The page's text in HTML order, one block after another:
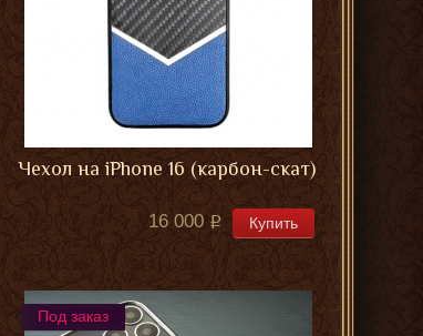
Чехол на iPhone 16 (карбон-скат)
16 000 Купить
Под заказ